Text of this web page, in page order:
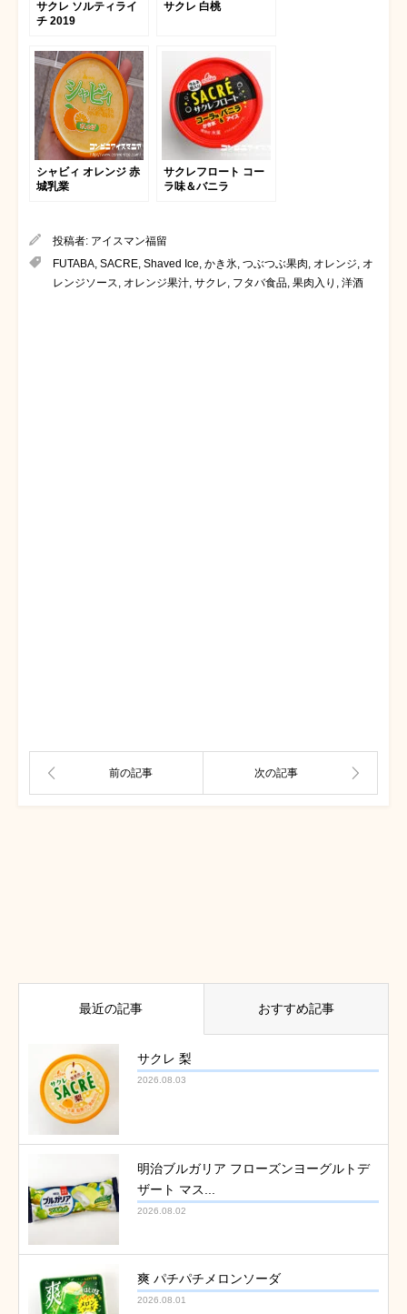
サクレ ソルティライ
チ 2019
サクレ 白桃
シャビィ オレンジ 赤
城乳業
サクレフロート コー
ラ味＆バニラ
投稿者: アイスマン福留
FUTABA, SACRE, Shaved Ice, かき氷, つぶつぶ果肉, オレンジ, オ
レンジソース, オレンジ果汁, サクレ, フタバ食品, 果肉入り , 洋酒
最近の記事 おすすめ記事
サクレ 梨
2026.08.03
明治ブルガリア フローズンヨーグルトデ
ザート マス...
2026.08.02
爽 パチパチメロンソーダ
2026.08.01